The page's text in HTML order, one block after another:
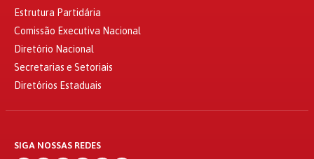
Estrutura Partidária
Comissão Executiva Nacional
Diretório Nacional
Secretarias e Setoriais
Diretórios Estaduais
SIGA NOSSAS REDES